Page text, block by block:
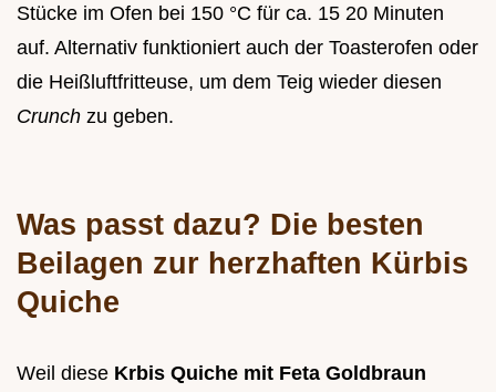
Stücke im Ofen bei 150 °C für ca. 15 20 Minuten
auf. Alternativ funktioniert auch der Toasterofen oder
die Heißluftfritteuse, um dem Teig wieder diesen
Crunch zu geben.
Was passt dazu? Die besten
Beilagen zur herzhaften Kürbis
Quiche
Weil diese Krbis Quiche mit Feta Goldbraun